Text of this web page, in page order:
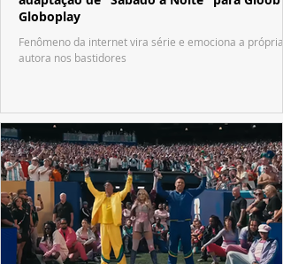
Globoplay
Fenômeno da internet vira série e emociona a própria
autora nos bastidores